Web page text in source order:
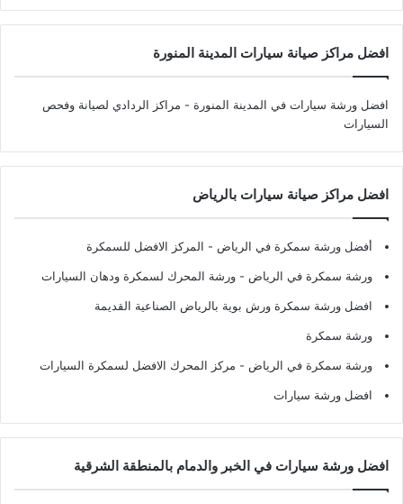
افضل مراكز صيانة سيارات المدينة المنورة
افضل ورشة سيارات في المدينة المنورة - مراكز الردادي لصيانة وفحص
السيارات
افضل مراكز صيانة سيارات بالرياض
أفضل ورشة سمكرة في الرياض - المركز الافضل للسمكرة
ورشة سمكرة في الرياض - ورشة المحرك لسمكرة ودهان السيارات
افضل ورشة سمكرة ورش بوية بالرياض الصناعية القديمة
ورشة سمكرة
ورشة سمكرة في الرياض - مركز المحرك الافضل لسمكرة السيارات
افضل ورشة سيارات
افضل ورشة سيارات في الخبر والدمام بالمنطقة الشرقية